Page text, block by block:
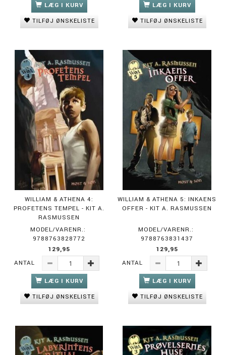
LÆG I KURV
TILFØJ ØNSKELISTE
LÆG I KURV
TILFØJ ØNSKELISTE
WILLIAM & ATHENA 4:
PROFETENS TEMPEL - KIT A.
RASMUSSEN
MODEL/VARENR.:
9788763828772
129,95
ANTAL
LÆG I KURV
TILFØJ ØNSKELISTE
WILLIAM & ATHENA 5: INKAENS
OFFER - KIT A. RASMUSSEN
MODEL/VARENR.:
9788763831437
129,95
ANTAL
LÆG I KURV
TILFØJ ØNSKELISTE